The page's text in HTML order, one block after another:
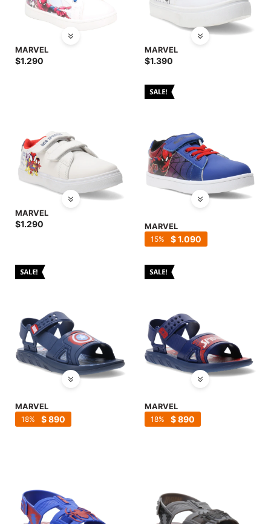
MARVEL
$1.290
MARVEL
$1.390
MARVEL
$1.290 MARVEL
$1.090
15
MARVEL
$890
18
MARVEL
$890
18